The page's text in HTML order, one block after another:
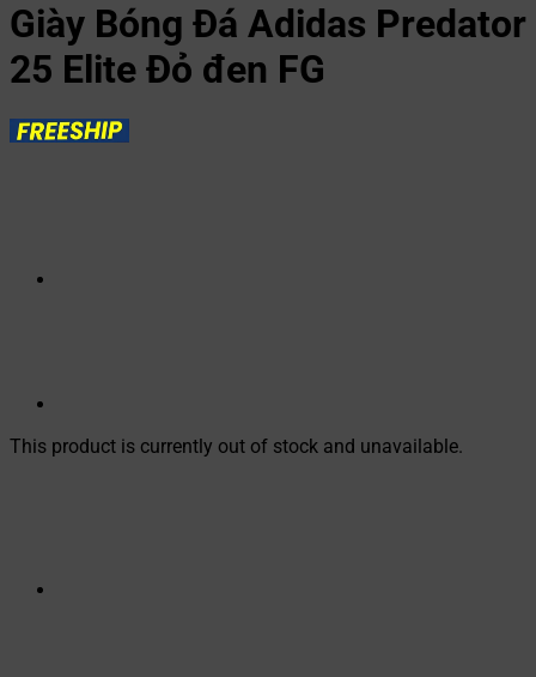
Giày Bóng Đá Adidas Predator
25 Elite Đỏ đen FG
This product is currently out of stock and unavailable.